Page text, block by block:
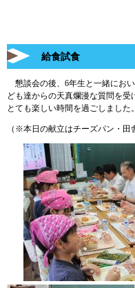
給食試食
懇談会の後、6年生と一緒にお
ども達からの天真爛漫な質問を受
とても楽しい時間を過ごしました。
（※本日の献立はチーズパン・田